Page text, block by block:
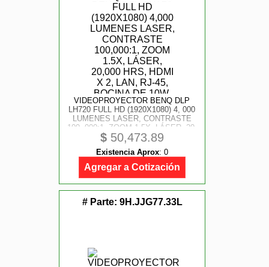
VIDEOPROYECTOR BENQ DLP
LH720 FULL HD (1920X1080) 4, 000
LUMENES LASER, CONTRASTE
100, 000:1, ZOOM 1.5X, LÁSER, 20,
000 HRS, HDMI X 2, LAN, RJ-45,
BOCINA DE 10W, LENS SHIFT
$ 50,473.89
Existencia Aprox: 0
Agregar a Cotización
# Parte: 9H.JJG77.33L